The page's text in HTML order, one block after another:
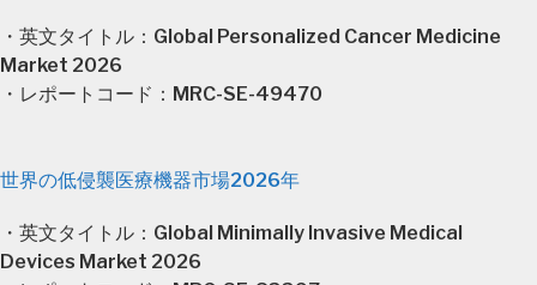
・英文タイトル：Global Personalized Cancer Medicine
Market 2026
・レポートコード：MRC-SE-49470
世界の低侵襲医療機器市場2026年
・英文タイトル：Global Minimally Invasive Medical
Devices Market 2026